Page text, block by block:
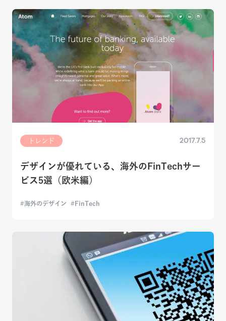
トレンド 2017.7.5
デザインが優れている、海外のFinTechサー
ビス5選（欧米編）
海外のデザイン FinTech